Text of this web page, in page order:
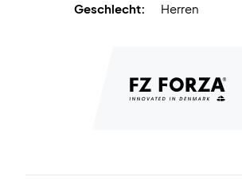
Geschlecht:
Herren